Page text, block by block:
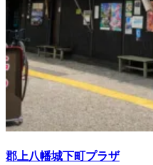
郡上八幡城下町プラザ